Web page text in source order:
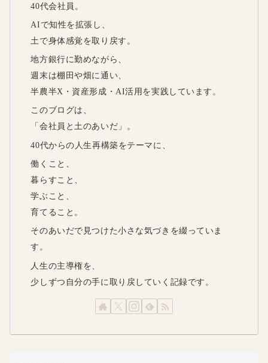
40代会社員。
AIで知性を拡張し、
土で身体感覚を取り戻す。
地方銀行に勤めながら、
週末は棚田や畑に通い、
半農半X・資産形成・AI活用を実践しています。
このブログは、
「会社員と土のあいだ」。
40代からの人生再構築をテーマに、
働くこと、
暮らすこと、
学ぶこと、
育てること。
そのあいだで見つけた小さな気づきを綴っていま
す。
人生の主導権を、
少しずつ自分の手に取り戻していく記録です。